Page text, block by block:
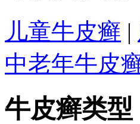
儿童牛皮癣 |
中老年牛皮
牛皮癣类型